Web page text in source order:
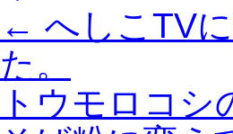
← へしこTV
た。
トウモロコ